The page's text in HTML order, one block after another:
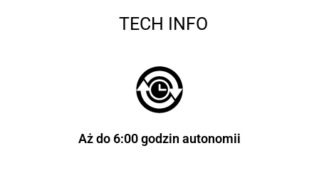
TECH INFO
Aż do 6:00 godzin autonomii